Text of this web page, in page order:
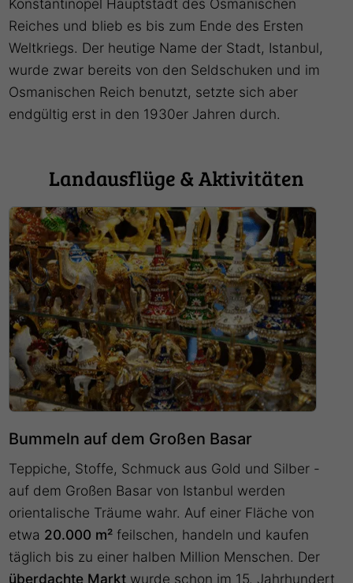
Konstantinopel Hauptstadt des Osmanischen
Reiches und blieb es bis zum Ende des Ersten
Weltkriegs. Der heutige Name der Stadt, Istanbul,
wurde zwar bereits von den Seldschuken und im
Osmanischen Reich benutzt, setzte sich aber
endgültig erst in den 1930er Jahren durch.
Landausflüge & Aktivitäten
Bummeln auf dem Großen Basar
Teppiche, Stoffe, Schmuck aus Gold und Silber -
auf dem Großen Basar von Istanbul werden
orientalische Träume wahr. Auf einer Fläche von
etwa 20.000 m² feilschen, handeln und kaufen
täglich bis zu einer halben Million Menschen. Der
überdachte Markt wurde schon im 15. Jahrhundert